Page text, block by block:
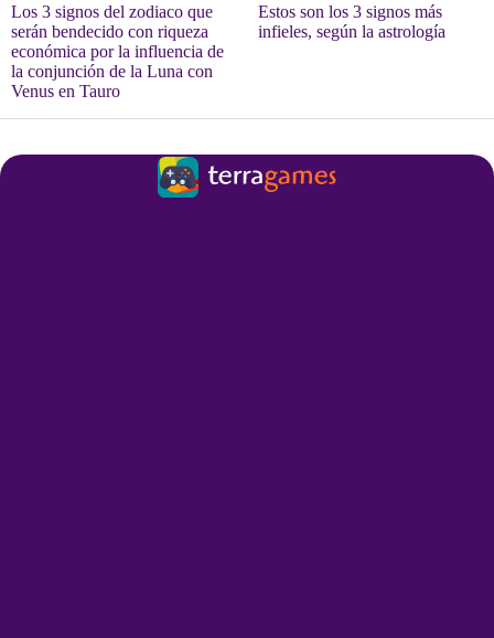
Los 3 signos del zodiaco que
serán bendecido con riqueza
económica por la influencia de
la conjunción de la Luna con
Venus en Tauro
Estos son los 3 signos más
infieles, según la astrología